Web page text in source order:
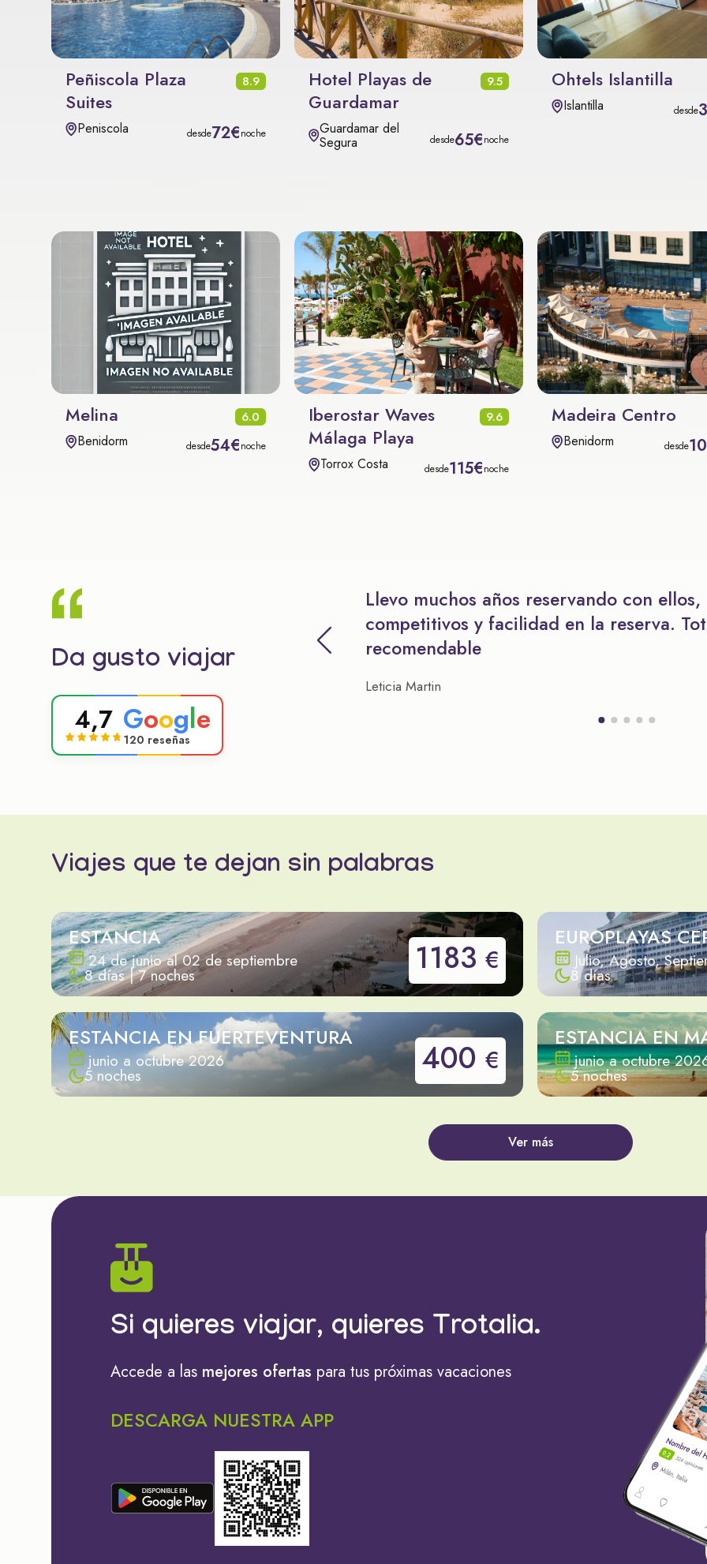
Peñiscola Plaza
Suites
8.9
Peniscola desde72€noche
Hotel Playas de
Guardamar
9.5
Guardamar del
Segura desde65€noche
Ohtels Islantilla
Islantilla desde
Melina 6.0
Benidorm desde54€noche
Iberostar Waves
Málaga Playa
9.6
Torrox Costa desde115€noche
Madeira Centro
Benidorm desde
Da gusto viajar
4,7 Google
120 reseñas
Llevo muchos años reservando con
competitivos y facilidad en la reserva.
recomendable
Leticia Martin
Viajes que te dejan sin palabras
ESTANCIA
24 de junio al 02 de septiembre
8 días | 7 noches 1183 €
EUROPLAYAS
Julio, Agosto,
8 días
ESTANCIA EN FUERTEVENTURA
junio a octubre 2026
5 noches 400 €
ESTANCIA EN
junio a octubre
5 noches
Ver más
Si quieres viajar, quieres Trotalia.
Accede a las mejores ofertas para tus próximas vacaciones
DESCARGA NUESTRA APP